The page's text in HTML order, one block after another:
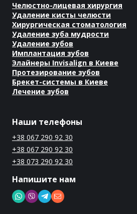
Челюстно-лицевая хирургия
Удаление кисты челюсти
Хирургическая стоматология
Удаление зуба мудрости
Удаление зубов
Имплантация зубов
Элайнеры Invisalign в Киеве
Протезирование зубов
Брекет-системы в Киеве
Лечение зубов
Наши телефоны
+38 067 290 92 30
+38 067 290 92 30
+38 073 290 92 30
Напишите нам